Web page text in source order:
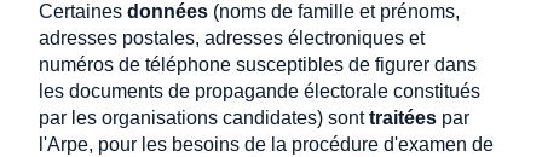
Certaines données (noms de famille et prénoms,
adresses postales, adresses électroniques et
numéros de téléphone susceptibles de figurer dans
les documents de propagande électorale constitués
par les organisations candidates) sonttraitées par
l'Arpe, pour les besoins de la procédure d'examen de